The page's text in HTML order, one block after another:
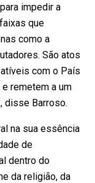
impedir a
que
como a
São atos
com o País
remetem a um
disse Barroso.
na sua essência
de
dentro do
da religião, da